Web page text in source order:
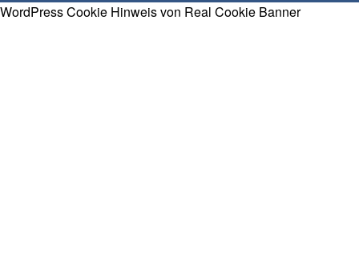
WordPress Cookie Hinweis von Real Cookie Banner